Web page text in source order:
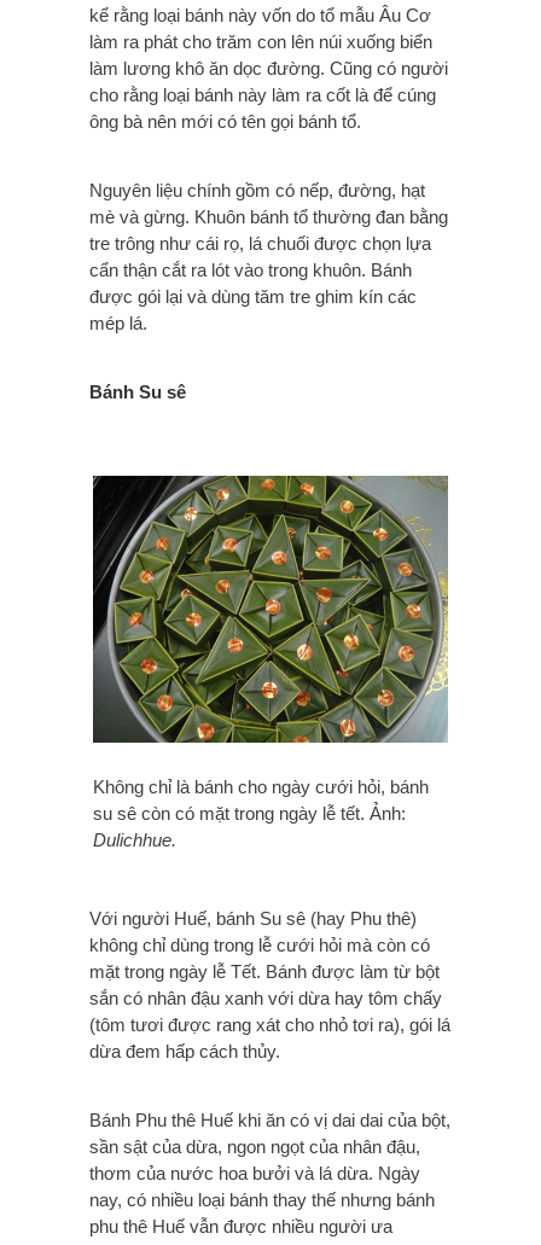
kể rằng loại bánh này vốn do tổ mẫu Âu Cơ
làm ra phát cho trăm con lên núi xuống biển
làm lương khô ăn dọc đường. Cũng có người
cho rằng loại bánh này làm ra cốt là để cúng
ông bà nên mới có tên gọi bánh tổ.
Nguyên liệu chính gồm có nếp, đường, hạt
mè và gừng. Khuôn bánh tổ thường đan bằng
tre trông như cái rọ, lá chuối được chọn lựa
cẩn thận cắt ra lót vào trong khuôn. Bánh
được gói lại và dùng tăm tre ghim kín các
mép lá.
Bánh Su sê
Không chỉ là bánh cho ngày cưới hỏi, bánh
su sê còn có mặt trong ngày lễ tết. Ảnh:
Dulichhue.
Với người Huế, bánh Su sê (hay Phu thê)
không chỉ dùng trong lễ cưới hỏi mà còn có
mặt trong ngày lễ Tết. Bánh được làm từ bột
sắn có nhân đậu xanh với dừa hay tôm chấy
(tôm tươi được rang xát cho nhỏ tơi ra), gói lá
dừa đem hấp cách thủy.
Bánh Phu thê Huế khi ăn có vị dai dai của bột,
sần sật của dừa, ngon ngọt của nhân đậu,
thơm của nước hoa bưởi và lá dừa. Ngày
nay, có nhiều loại bánh thay thế nhưng bánh
phu thê Huế vẫn được nhiều người ưa